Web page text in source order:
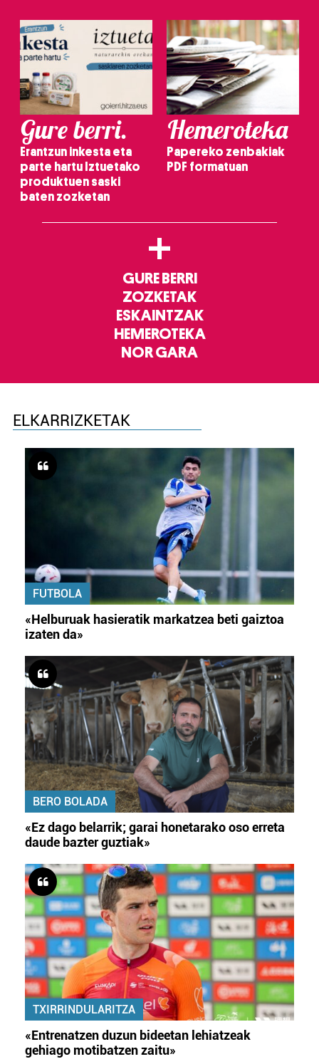
Gure berri.
Erantzun inkesta eta
parte hartu Iztuetako
produktuen saski
baten zozketan
Hemeroteka
Papereko zenbakiak
PDF formatuan
+
GURE BERRI
ZOZKETAK
ESKAINTZAK
HEMEROTEKA
NOR GARA
ELKARRIZKETAK
FUTBOLA
«Helburuak hasieratik markatzea beti gaiztoa
izaten da»
BERO BOLADA
«Ez dago belarrik; garai honetarako oso erreta
daude bazter guztiak»
TXIRRINDULARITZA
«Entrenatzen duzun bideetan lehiatzeak
gehiago motibatzen zaitu»